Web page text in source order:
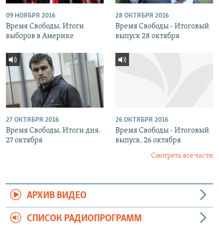
09 НОЯБРЯ 2016
Время Свободы. Итоги
выборов в Америке
28 ОКТЯБРЯ 2016
Время Свободы - Итоговый
выпуск 28 октября
27 ОКТЯБРЯ 2016
Время Свободы. Итоги дня.
27 октября
26 ОКТЯБРЯ 2016
Время Свободы - Итоговый
выпуск. 26 октября
Смотреть все части
АРХИВ ВИДЕО
СПИСОК РАДИОПРОГРАММ